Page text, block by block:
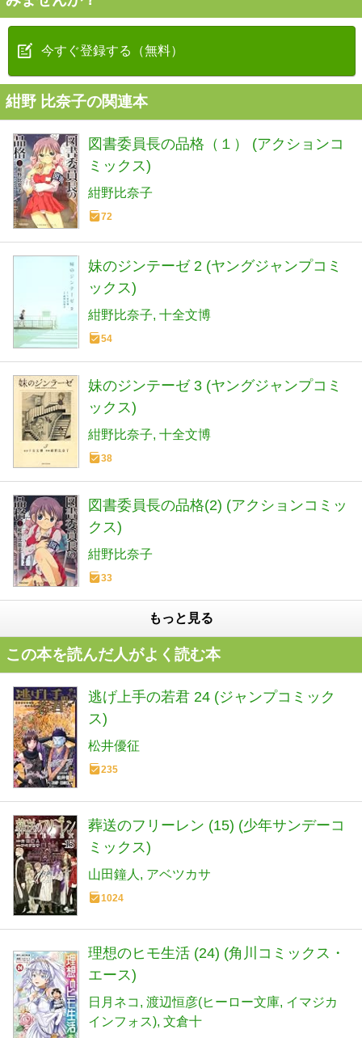
今すぐ登録する（無料）
紺野 比奈子の関連本
図書委員長の品格（１） (アクションコ
ミックス)
紺野比奈子
72
妹のジンテーゼ 2 (ヤングジャンプコミ
ックス)
紺野比奈子 十全文博
54
妹のジンテーゼ 3 (ヤングジャンプコミ
ックス)
紺野比奈子 十全文博
38
図書委員長の品格(2) (アクションコミッ
クス)
紺野比奈子
33
もっと見る
この本を読んだ人がよく読む本
逃げ上手の若君 24 (ジャンプコミック
ス)
松井優征
235
葬送のフリーレン (15) (少年サンデーコ
ミックス)
山田鐘人 アベツカサ
1024
理想のヒモ生活 (24) (角川コミックス・
エース)
日月ネコ 渡辺恒彦(ヒーロー文庫 イマジカ
インフォス) 文倉十